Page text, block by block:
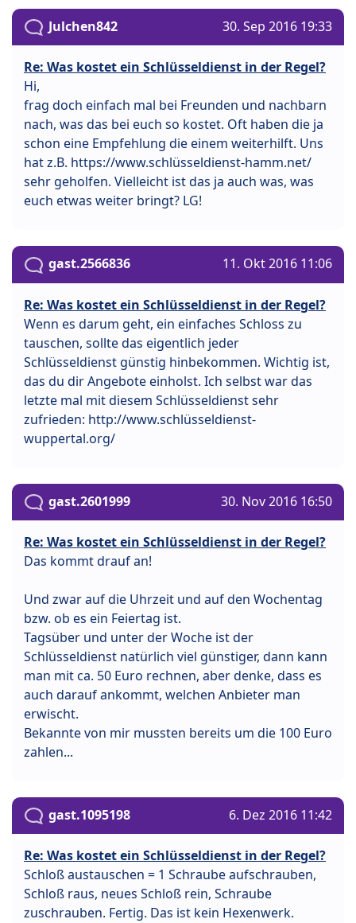
Julchen842 30. Sep 2016 19:33
Re: Was kostet ein Schlüsseldienst in der Regel?
Hi,
frag doch einfach mal bei Freunden und nachbarn
nach, was das bei euch so kostet. Oft haben die ja
schon eine Empfehlung die einem weiterhilft. Uns
hat z.B. https://www.schlüsseldienst-hamm.net/
sehr geholfen. Vielleicht ist das ja auch was, was
euch etwas weiter bringt? LG!
gast.2566836 11. Okt 2016 11:06
Re: Was kostet ein Schlüsseldienst in der Regel?
Wenn es darum geht, ein einfaches Schloss zu
tauschen, sollte das eigentlich jeder
Schlüsseldienst günstig hinbekommen. Wichtig ist,
das du dir Angebote einholst. Ich selbst war das
letzte mal mit diesem Schlüsseldienst sehr
zufrieden: http://www.schlüsseldienst-
wuppertal.org/
gast.2601999 30. Nov 2016 16:50
Re: Was kostet ein Schlüsseldienst in der Regel?
Das kommt drauf an!
Und zwar auf die Uhrzeit und auf den Wochentag
bzw. ob es ein Feiertag ist.
Tagsüber und unter der Woche ist der
Schlüsseldienst natürlich viel günstiger, dann kann
man mit ca. 50 Euro rechnen, aber denke, dass es
auch darauf ankommt, welchen Anbieter man
erwischt.
Bekannte von mir mussten bereits um die 100 Euro
zahlen...
gast.1095198 6. Dez 2016 11:42
Re: Was kostet ein Schlüsseldienst in der Regel?
Schloß austauschen = 1 Schraube aufschrauben,
Schloß raus, neues Schloß rein, Schraube
zuschrauben. Fertig. Das ist kein Hexenwerk.